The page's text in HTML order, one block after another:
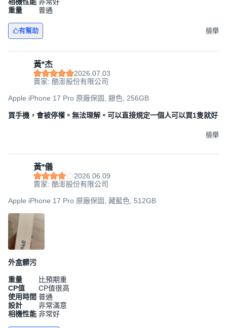
重量
普通
有幫助 檢舉
黃*杰
2026.07.03
賣家: 酷澎股份有限公司
Apple iPhone 17 Pro 原廠保固, 銀色, 256GB
買手機，會被停權。無法理解。可以直接規定一個人可以買1隻就好
檢舉
黃*儀
2026.06.09
賣家: 酷澎股份有限公司
Apple iPhone 17 Pro 原廠保固, 藏藍色, 512GB
外盒髒污
重量
比預期重
CP值
CP值很高
使用時間 普通
設計
非常滿意
相機性能 非常好